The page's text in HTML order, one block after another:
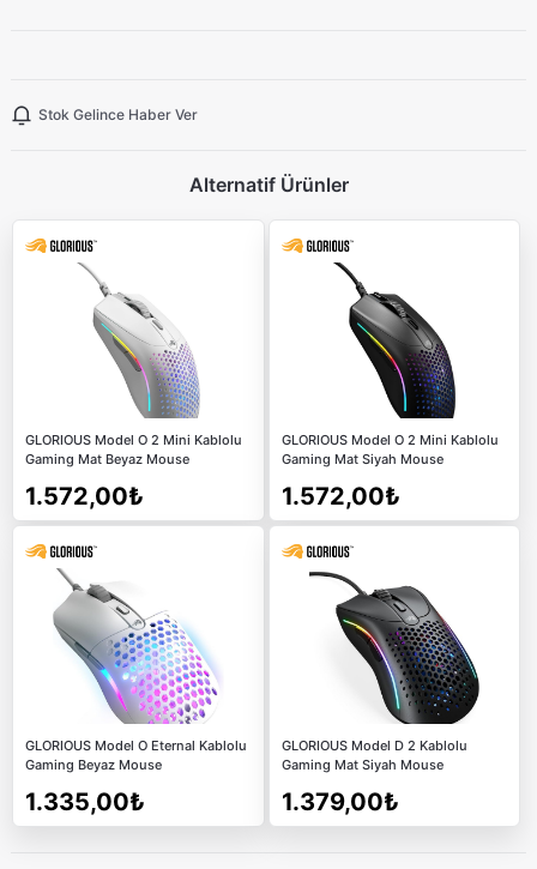
Stok Gelince Haber Ver
Alternatif Ürünler
GLORIOUS Model O 2 Mini Kablolu
Gaming Mat Beyaz Mouse
1.572,00₺
GLORIOUS Model O 2 Mini Kablolu
Gaming Mat Siyah Mouse
1.572,00₺
GLORIOUS Model O Eternal Kablolu
Gaming Beyaz Mouse
1.335,00₺
GLORIOUS Model D 2 Kablolu
Gaming Mat Siyah Mouse
1.379,00₺